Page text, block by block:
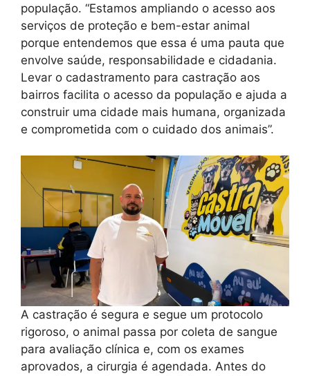
população. “Estamos ampliando o acesso aos
serviços de proteção e bem-estar animal
porque entendemos que essa é uma pauta que
envolve saúde, responsabilidade e cidadania.
Levar o cadastramento para castração aos
bairros facilita o acesso da população e ajuda a
construir uma cidade mais humana, organizada
e comprometida com o cuidado dos animais”.
A castração é segura e segue um protocolo
rigoroso, o animal passa por coleta de sangue
para avaliação clínica e, com os exames
aprovados, a cirurgia é agendada. Antes do